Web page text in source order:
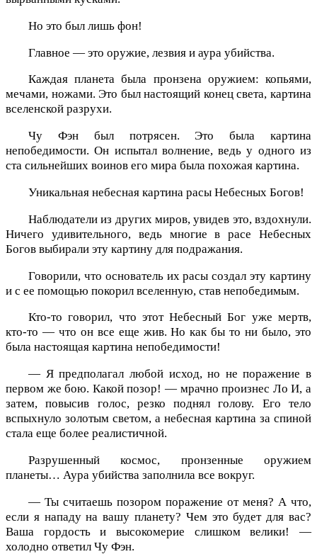
Но это был лишь фон!
Главное — это оружие, лезвия и аура убийства.
Каждая планета была пронзена оружием: копьями,
мечами, ножами. Это был настоящий конец света, картина
вселенской разрухи.
Чу Фэн был потрясен. Это была картина
непобедимости. Он испытал волнение, ведь у одного из
ста сильнейших воинов его мира была похожая картина.
Уникальная небесная картина расы Небесных Богов!
Наблюдатели из других миров, увидев это, вздохнули.
Ничего удивительного, ведь многие в расе Небесных
Богов выбирали эту картину для подражания.
Говорили, что основатель их расы создал эту картину
и с ее помощью покорил вселенную, став непобедимым.
Кто-то говорил, что этот Небесный Бог уже мертв,
кто-то — что он все еще жив. Но как бы то ни было, это
была настоящая картина непобедимости!
— Я предполагал любой исход, но не поражение в
первом же бою. Какой позор! — мрачно произнес Ло И, а
затем, повысив голос, резко поднял голову. Его тело
вспыхнуло золотым светом, а небесная картина за спиной
стала еще более реалистичной.
Разрушенный космос, пронзенные оружием
планеты… Аура убийства заполнила все вокруг.
— Ты считаешь позором поражение от меня? А что,
если я нападу на вашу планету? Чем это будет для вас?
Ваша гордость и высокомерие слишком велики! —
холодно ответил Чу Фэн.